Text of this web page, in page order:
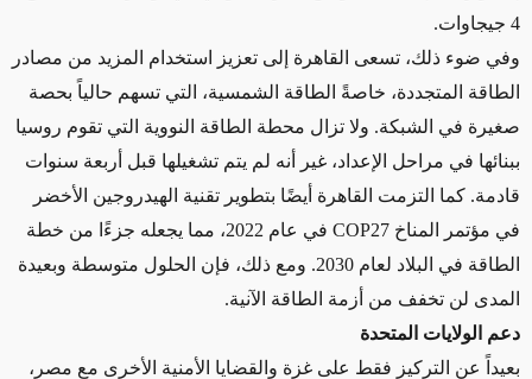
4 جيجاوات.
وفي ضوء ذلك، تسعى القاهرة إلى تعزيز استخدام المزيد من مصادر
الطاقة المتجددة، خاصةً الطاقة الشمسية، التي تسهم حالياً بحصة
صغيرة في الشبكة. ولا تزال محطة الطاقة النووية التي تقوم روسيا
ببنائها في مراحل الإعداد، غير أنه لم يتم تشغيلها قبل أربعة سنوات
قادمة. كما التزمت القاهرة أيضًا بتطوير تقنية الهيدروجين الأخضر
في مؤتمر المناخ COP27 في عام 2022، مما يجعله جزءًا من خطة
الطاقة في البلاد لعام 2030. ومع ذلك، فإن الحلول متوسطة وبعيدة
المدى لن تخفف من أزمة الطاقة الآنية.
دعم الولايات المتحدة
بعيداً عن التركيز فقط على غزة والقضايا الأمنية الأخرى مع مصر،